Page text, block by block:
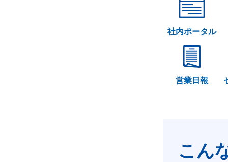
社内ポータル
営業日報
こん